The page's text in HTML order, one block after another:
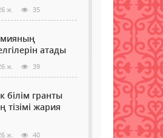
ж. 35
атады
ж. 39
білім гранты
тізімі жария
ж. 40